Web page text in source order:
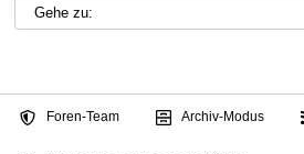
Foren-Team Archiv-Modus